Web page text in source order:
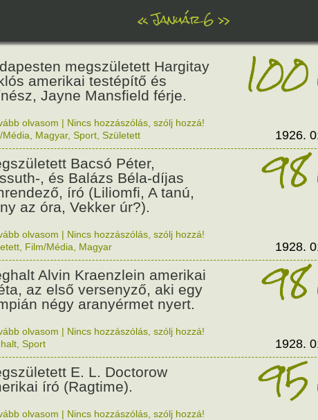
«Január 6»
megszületett Hargitay
amerikai testépítő és
Jayne Mansfield férje.
100
olvasom | Nincs hozzászólás, szólj hozzá!
Média
Magyar, Sport Született 1926.
Bacsó Péter,
, és Balázs Béla-díjas
író (Liliomfi, A tanú,
az óra, Vekker úr?).
98
olvasom | Nincs hozzászólás, szólj hozzá!
Film/Média Magyar 1928.
Alvin Kraenzlein amerikai
az első versenyző, aki egy
négy aranyérmet nyert.
98
olvasom | Nincs hozzászólás, szólj hozzá!
Sport 1928.
E. L. Doctorow
író (Ragtime).
95
olvasom | Nincs hozzászólás, szólj hozzá!